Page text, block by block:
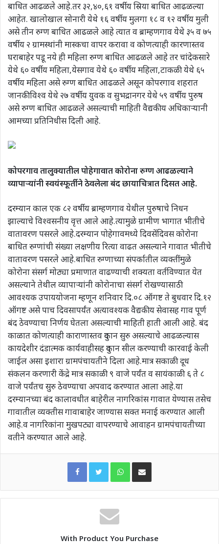
बाधित आढळले आहे.तर ३२,४०,६१ वर्षीय स्रिया बाधित आढळल्या
आहेत. खालोखाल सोनारी येथे १६ वर्षीय मुलगा १८ व १२ वर्षीय मुली
असे तीन रुग्ण बाधित आढळले आहे त्यात व ब्राम्हणगाव येथे ३५ व ७५
वर्षीय २ ग्रामस्थांनी मास्कचा वापर करावा व कोणत्याही कारणास्तव
घराबाहेर पडू नये ही महिला रुग्ण बाधित आढळले आहे तर चांदेकसारे
येथे ६० वर्षीय महिला,येसगाव येथे ६० वर्षीय महिला,टाकळी येथे ६५
वर्षीय महिला असे रुग्ण बाधित आढळले असून कोपरगाव शहरात
जानकीविश्व येथे २७ वर्षीय युवक व सुभद्रानगर येथे ५९ वर्षीय पुरुष
असे रुग्ण बाधित आढळले असल्याची माहिती वैद्यकीय अधिकाऱ्यानी
आमच्या प्रतिनिधीस दिली आहे.
कोपरगाव तालुक्यातील पोहेगावात कोरोना रुग्ण आढळल्याने
व्यापाऱ्यांनी स्वयंस्फूर्तीने ठेवलेला बंद छायाचित्रात दिसत आहे.
दरम्यान काल एक ८२ वर्षीय ब्राम्हणगाव येथील पुरुषाचे निधन
झाल्याचे विश्वसनीय वृत्त आले आहे.त्यामुळे ग्रामीण भागात भीतीचे
वातावरण पसरले आहे.दरम्यान पोहेगावमध्ये दिवसेंदिवस कोरोना
बाधित रुग्णांची संख्या लक्षणीय रित्या वाढत असल्याने गावात भीतीचे
वातावरण पसरले आहे.बाधित रुग्णाच्या संपर्कातील व्यक्तींमुळे
कोरोना संसर्ग मोठ्या प्रमाणात वाढण्याची शक्यता वर्तविण्यात येत
असल्याने तेथील व्यापाऱ्यांनी कोरोनाचा संसर्ग रोखण्यासाठी
आवश्यक उपाययोजना म्हणून शनिवार दि.०८ ऑगष्ट ते बुधवार दि.१२
ऑगष्ट असे पाच दिवसापर्यंत अत्यावश्यक वैद्यकीय सेवासह गाव पूर्ण
बंद ठेवण्याचा निर्णय घेतला असल्याची माहिती हाती आली आहे. बंद
काळात कोणत्याही काराणास्तव दुकान सुरु असल्याचे आढळल्यास
कायदेशीर दंडात्मक कार्यवाहीसह दुकान सील करण्याची कारवाई केली
जाईल असा इशारा ग्रामपंचायतीने दिला आहे.मात्र सकाळी दूध
संकलन करणारी केंद्रे मात्र सकाळी ९ वाजे पर्यंत व सायंकाळी ६ ते ८
वाजे पर्यंतच सुरु ठेवण्याचा अपवाद करण्यात आला आहे.या
दरम्यानच्या बंद कालावधीत बाहेरील नागरिकांस गावात येण्यास तसेच
गावातील व्यक्तीस गावाबाहेर जाण्यास सक्त मनाई करण्यात आली
आहे.व नागरिकांना मुखपट्या वापरण्याचे आवाहन ग्रामपंचायतीच्या
वतीने करण्यात आले आहे.
WhatsAppShare via Email
With Product You Purchase